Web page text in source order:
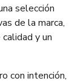
selección
de la marca,
y un
con intención,